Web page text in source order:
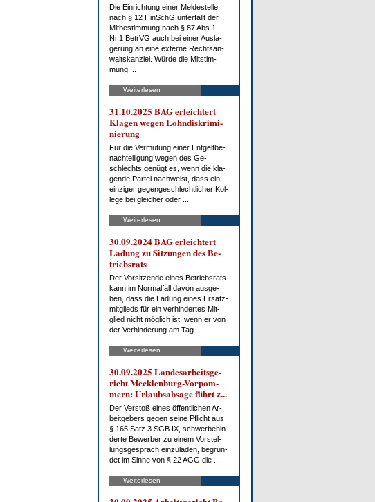
Die Ein­rich­tung ei­ner Mel­de­stel­le
nach § 12 HinSchG un­ter­fällt der
Mit­be­stim­mung nach § 87 Abs.1
Nr.1 Be­trVG auch bei ei­ner Aus­la­
ge­rung an ei­ne ex­ter­ne Rechts­an­
walts­kanz­lei. Wür­de die Mit­stim­
mung ...
Weiterlesen
31.10.2025 BAG er­leich­tert
Kla­gen we­gen Lohn­dis­kri­mi­
nie­rung
Für die Ver­mu­tung ei­ner Ent­gelt­be­
nach­tei­li­gung we­gen des Ge­
schlechts ge­nügt es, wenn die kla­
gen­de Par­tei nach­weist, dass ein
ein­zi­ger ge­gen­ge­schlecht­li­cher Kol­
le­ge bei glei­cher oder ...
Weiterlesen
30.09.2024 BAG er­leich­tert
La­dung zu Sit­zun­gen des Be­
triebs­rats
Der Vor­sit­zen­de ei­nes Be­triebs­rats
kann im Nor­mal­fall da­von aus­ge­
hen, dass die La­dung ei­nes Er­satz­
mit­glieds für ein ver­hin­der­tes Mit­
glied nicht mög­lich ist, wenn er von
der Ver­hin­de­rung am Tag ...
Weiterlesen
30.09.2025 Lan­des­ar­beits­ge­
richt Meck­len­burg-Vor­pom­
mern: Ur­laubs­ab­sa­ge führt z...
Der Ver­stoß ei­nes öf­fent­li­chen Ar­
beit­ge­bers ge­gen sei­ne Pflicht aus
§ 165 Satz 3 SGB IX, schwer­be­hin­
der­te Be­wer­ber zu ei­nem Vor­stel­
lungs­ge­spräch ein­zu­la­den, be­grün­
det im Sin­ne von § 22 AGG die ...
Weiterlesen